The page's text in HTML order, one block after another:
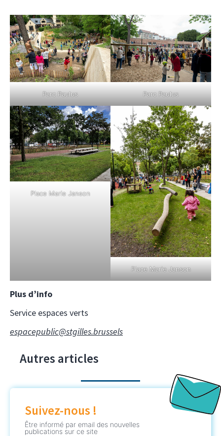
Parc Paulus Parc Paulus
Place Marie Janson
Place Marie Janson
Plus d’info
Service espaces verts
espacepublic@stgilles.brussels
Autres articles
Suivez-nous !
Être informé par email des nouvelles
publications sur ce site